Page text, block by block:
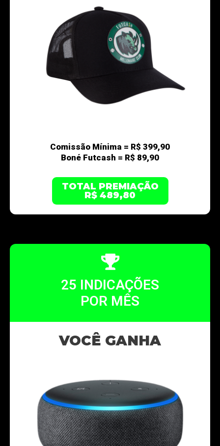
Comissão Mínima = R$ 399,90
Boné Futcash = R$ 89,90
TOTAL PREMIAÇÃO
R$ 489,80
25 INDICAÇÕES
POR MÊS
VOCÊ GANHA